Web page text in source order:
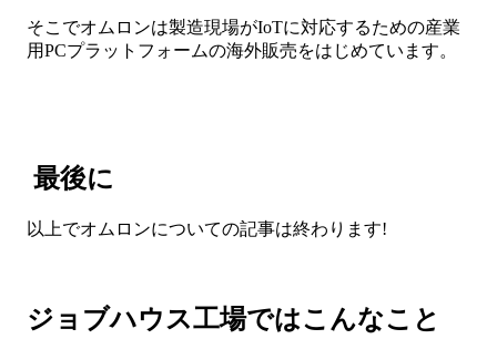
そこでオムロンは製造現場がIoTに対応するための産業
用PCプラットフォームの海外販売をはじめています。
最後に
以上でオムロンについての記事は終わります!
ジョブハウス工場ではこんなこと